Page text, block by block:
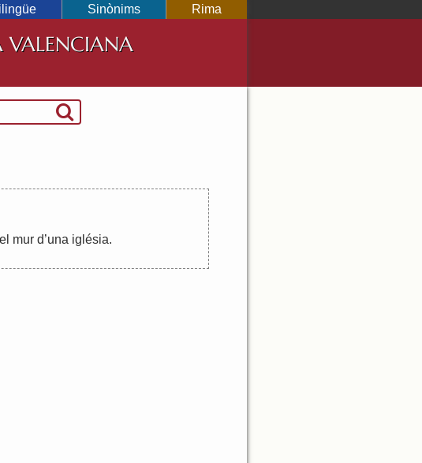
Sinònims Rima
VALENCIANA
el mur d’una iglésia.